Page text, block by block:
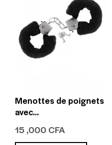
Menottes de poignets
avec…
15 ,000CFA